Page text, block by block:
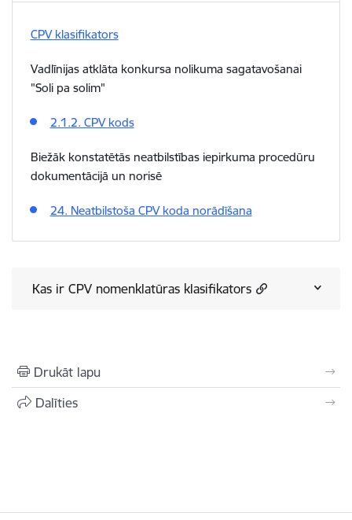
CPV klasifikators
Vadlīnijas atklāta konkursa nolikuma sagatavošanai
"Soli pa solim"
2.1.2. CPV kods
Biežāk konstatētās neatbilstības iepirkuma procedūru
dokumentācijā un norisē
24. Neatbilstoša CPV koda norādīšana
Kas ir CPV nomenklatūras klasifikators
Drukāt lapu
Dalīties